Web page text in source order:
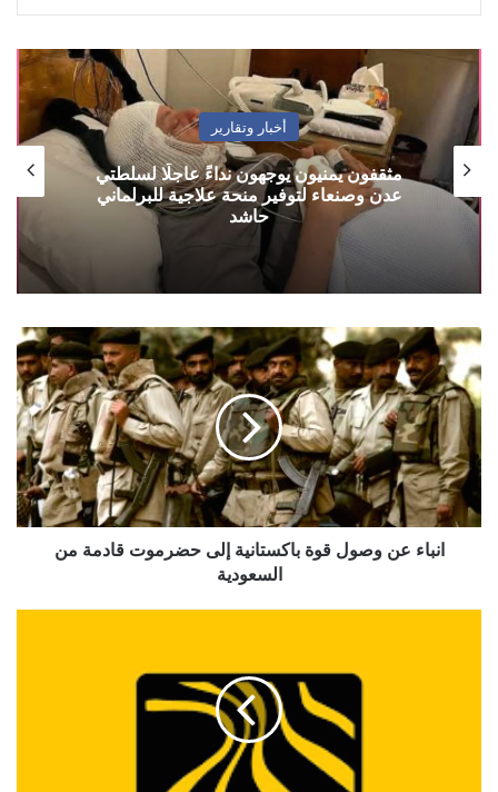
أخبار وتقارير
مثقفون يمنيون يوجهون نداءً عاجلًا لسلطتي
عدن وصنعاء لتوفير منحة علاجية للبرلماني
حاشد
انباء
عن
وصول
قوة
باكستانية
إلى
حضرموت
قادمة
من
السعوديةانباء عن وصول قوة باكستانية إلى حضرموت قادمة من
السعودية